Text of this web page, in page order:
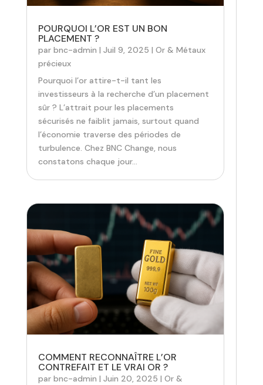
POURQUOI L’OR EST UN BON
PLACEMENT ?
par bnc-admin | Juil 9, 2025 | Or & Métaux
précieux
Pourquoi l’or attire-t-il tant les
investisseurs à la recherche d’un placement
sûr ? L’attrait pour les placements
sécurisés ne faiblit jamais, surtout quand
l’économie traverse des périodes de
turbulence. Chez BNC Change, nous
constatons chaque jour...
COMMENT RECONNAÎTRE L’OR
CONTREFAIT ET LE VRAI OR ?
par bnc-admin | Juin 20, 2025 | Or &